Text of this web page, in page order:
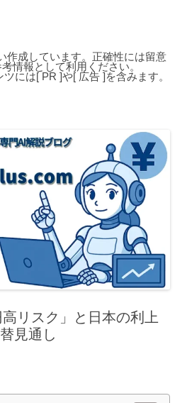
作成しています。正確性には留意
情報として利用ください。
には[ PR ]や[ 広告 ]を含みます。
リスク」と日本の利上
見通し